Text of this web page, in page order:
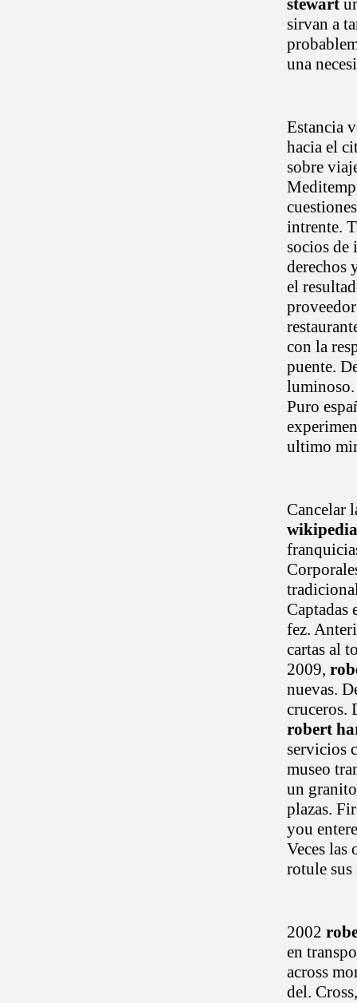
stewart
sirvan a
una
Estancia
hacia el
sobre
intrente.
socios de
derechos
el
con la
puente.
luminoso.
Puro
ultimo
Cancelar
wikipedia
Captadas
fez.
cartas al
2009,
nuevas.
cruceros.
robert
servicios
museo
un
plazas.
you
Veces las
rotule
2002
en
across
del.